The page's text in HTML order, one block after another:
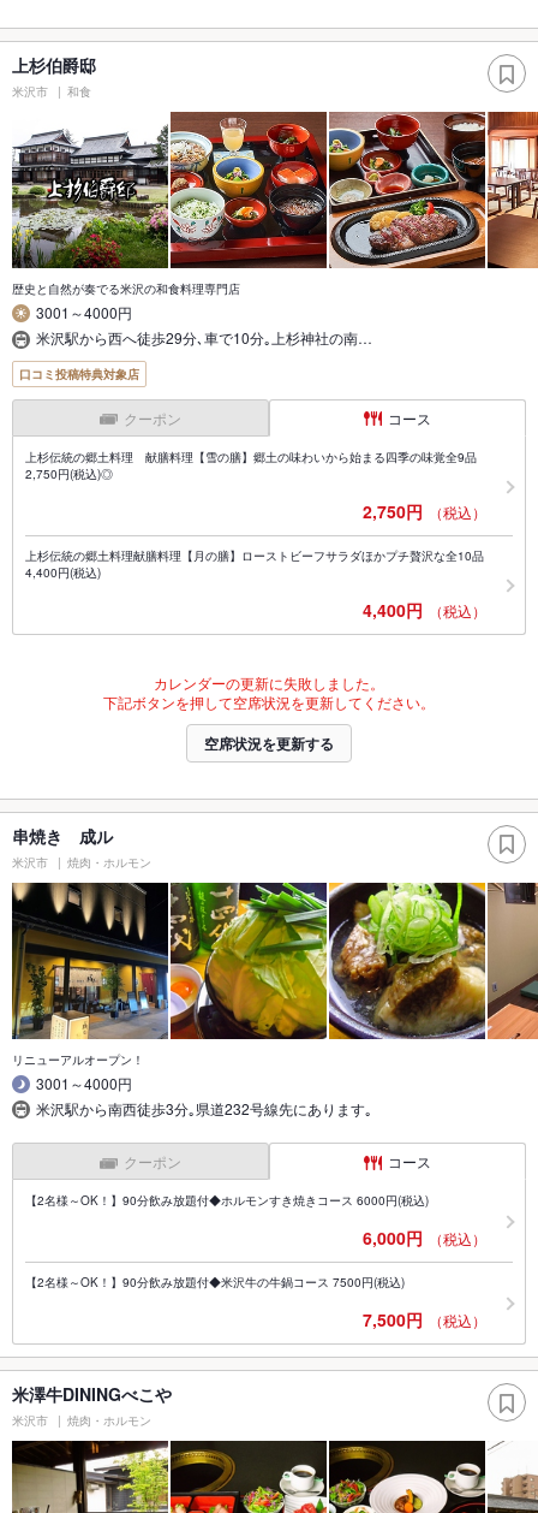
上杉伯爵邸
米沢市 和食
歴史と自然が奏でる米沢の和食料理専門店
3001～4000円
米沢駅から西へ徒歩29分､車で10分｡上杉神社の南…
口コミ投稿特典対象店
クーポン コース
上杉伝統の郷土料理 献膳料理【雪の膳】郷土の味わいから始まる四季の味覚全9品
2,750円(税込)◎
2,750円 （税込）
上杉伝統の郷土料理献膳料理【月の膳】ローストビーフサラダほかプチ贅沢な全10品
4,400円(税込)
4,400円 （税込）
カレンダーの更新に失敗しました。
下記ボタンを押して空席状況を更新してください。
空席状況を更新する
串焼き 成ル
米沢市 焼肉・ホルモン
リニューアルオープン！
3001～4000円
米沢駅から南西徒歩3分｡県道232号線先にあります｡
クーポン コース
【2名様～OK！】90分飲み放題付◆ホルモンすき焼きコース 6000円(税込)
6,000円 （税込）
【2名様～OK！】90分飲み放題付◆米沢牛の牛鍋コース 7500円(税込)
7,500円 （税込）
米澤牛DININGべこや
米沢市 焼肉・ホルモン